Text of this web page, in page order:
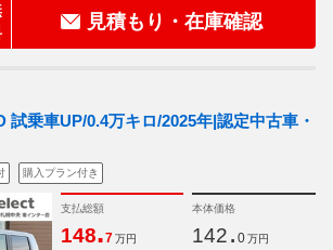
見積もり・在庫確認
試乗車UP/0.4万キロ/2025年|認定中古車・
購入プラン付き
支払総額
148.7 万円
本体価格
142. 0 万円